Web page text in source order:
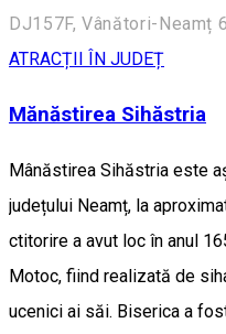
DJ157F, Vânători-Neamț
ATRACȚII ÎN JUDEȚ
Mănăstirea Sihăstria
Mânăstirea Sihăstria este
județului Neamț, la
ctitorire a avut loc în anul
Motoc, fiind realizată de
ucenici ai săi. Biserica a